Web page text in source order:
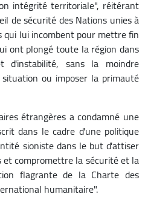
intégrité territoriale", réitérant
de sécurité des Nations unies à
qui lui incombent pour mettre fin
ont plongé toute la région dans
d'instabilité, sans la moindre
ou imposer la primauté
étrangères a condamné une
dans le cadre d'une politique
sioniste dans le but d'attiser
et compromettre la sécurité et la
flagrante de la Charte des
humanitaire".